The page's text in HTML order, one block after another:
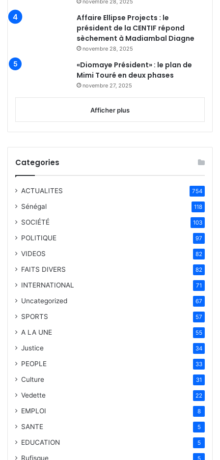
Affaire Ellipse Projects : le
président de la CENTIF répond
sèchement à Madiambal Diagne
novembre 28, 2025
«Diomaye Président» : le plan de
Mimi Touré en deux phases
novembre 27, 2025
Afficher plus
Categories
ACTUALITES 754
Sénégal 118
SOCIÉTÉ 103
POLITIQUE 97
VIDEOS 82
FAITS DIVERS 82
INTERNATIONAL 71
Uncategorized 67
SPORTS 57
A LA UNE 55
Justice 34
PEOPLE 33
Culture 31
Vedette 22
EMPLOI 8
SANTE 5
EDUCATION 5
Rufisque 5